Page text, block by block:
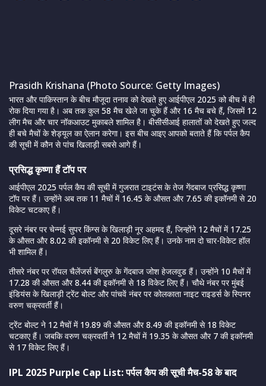
Prasidh Krishana (Photo Source: Getty Images)
भारत और पाकिस्तान के बीच मौजूदा तनाव को देखते हुए आईपीएल 2025 को बीच में ही
रोक दिया गया है। अब तक कुल 58 मैच खेले जा चुके हैं और 16 मैच बचे हैं, जिसमें 12
लीग मैच और चार नॉकआउट मुकाबले शामिल है। बीसीसीआई हालातों को देखते हुए जल्द
ही बचे मैचों के शेड्यूल का ऐलान करेगा। इस बीच आइए आपको बताते हैं कि पर्पल कैप
की सूची में कौन से पांच खिलाड़ी सबसे आगे हैं।
प्रसिद्ध कृष्णा हैं टॉप पर
आईपीएल 2025 पर्पल कैप की सूची में गुजरात टाइटंस के तेज गेंदबाज प्रसिद्ध कृष्णा
टॉप पर हैं। उन्होंने अब तक 11 मैचों में 16.45 के औसत और 7.65 की इकॉनमी से 20
विकेट चटकाए हैं।
दूसरे नंबर पर चेन्नई सुपर किंग्स के खिलाड़ी नूर अहमद हैं, जिन्होंने 12 मैचों में 17.25
के औसत और 8.02 की इकॉनमी से 20 विकेट लिए हैं। उनके नाम दो चार-विकेट हॉल
भी शामिल हैं।
तीसरे नंबर पर रॉयल चैलेंजर्स बेंगलुरु के गेंदबाज जोश हेजलवुड हैं। उन्होंने 10 मैचों में
17.28 की औसत और 8.44 की इकॉनमी से 18 विकेट लिए हैं। चौथे नंबर पर मुंबई
इंडियंस के खिलाड़ी ट्रेंट बोल्ट और पांचवें नंबर पर कोलकाता नाइट राइडर्स के स्पिनर
वरुण चक्रवर्ती हैं।
ट्रेंट बोल्ट ने 12 मैचों में 19.89 की औसत और 8.49 की इकॉनमी से 18 विकेट
चटकाए हैं। जबकि वरुण चक्रवर्ती ने 12 मैचों में 19.35 के औसत और 7 की इकॉनमी
से 17 विकेट लिए हैं।
IPL 2025 Purple Cap List: पर्पल कैप की सूची मैच-58 के बाद